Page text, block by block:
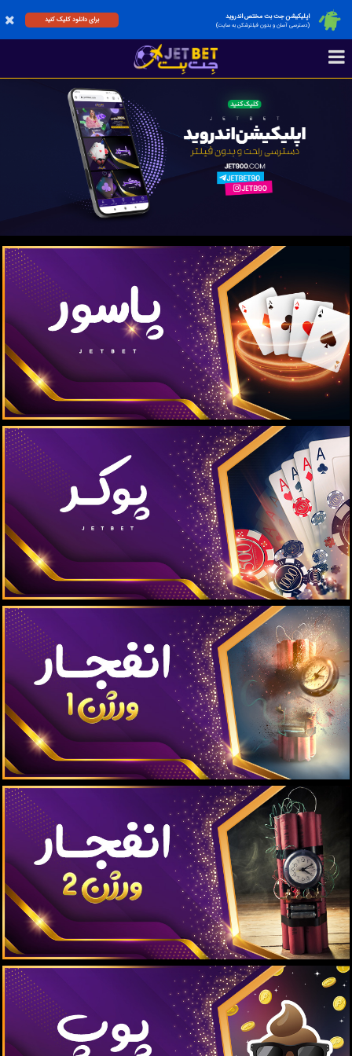
اپلیکیشن جت بت مختص اندروید
(دسترسی آسان و بدون فیلترشکن به سایت)
برای دانلود کلیک کنید